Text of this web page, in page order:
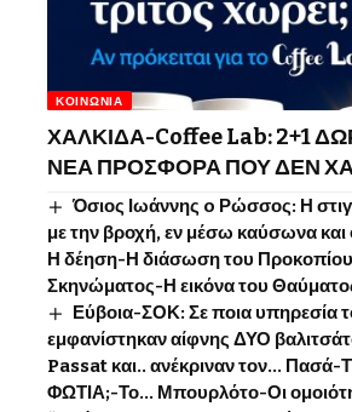
ΚΟΙΝΩΝΊΑ
ΧΑΛΚΙΔΑ-Coffee Lab: 2+1
ΝΕΑ ΠΡΟΣΦΟΡΑ ΠΟΥ ΔΕΝ
Όσιος Ιωάννης o Ρώσσος: Η
με την βροχή, εν μέσω καύσωνα και
Η δέηση-Η διάσωση του Προκοπίου
Σκηνώματος-Η εικόνα του
Εύβοια-ΣΟΚ: Σε ποια υπηρεσία
εμφανίστηκαν αίφνης ΔΥΟ
Passat και.. ανέκριναν τον… Πασά-
ΦΩΤΙΑ;-Το… Μπουρλότο-Οι